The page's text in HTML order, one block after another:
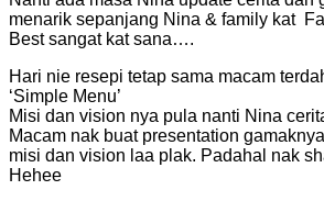
menarik sepanjang Nina & family kat
Best sangat kat sana….
Hari nie resepi tetap sama macam
‘Simple Menu’
Misi dan vision nya pula nanti Nina
Macam nak buat presentation
misi dan vision laa plak. Padahal nak
Hehee